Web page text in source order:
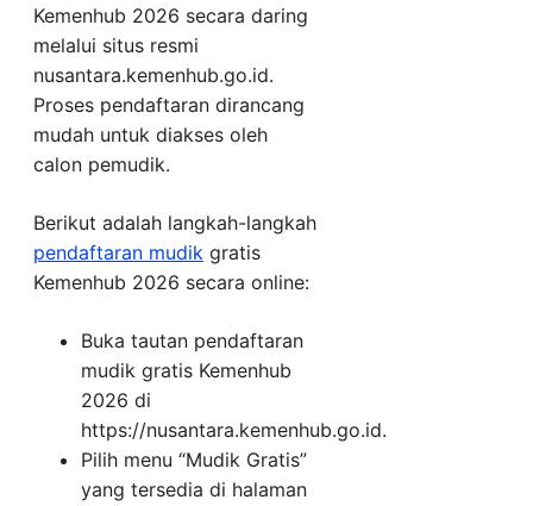
Kemenhub 2026 secara daring
melalui situs resmi
nusantara.kemenhub.go.id.
Proses pendaftaran dirancang
mudah untuk diakses oleh
calon pemudik.
Berikut adalah langkah-langkah
pendaftaran mudik gratis
Kemenhub 2026 secara online:
Buka tautan pendaftaran
mudik gratis Kemenhub
2026 di
https://nusantara.kemenhub.go.id.
Pilih menu “Mudik Gratis”
yang tersedia di halaman